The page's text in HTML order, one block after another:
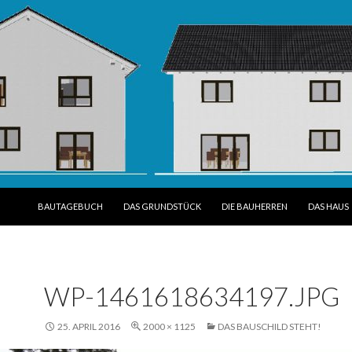
BAUTAGEBUCH
DAS GRUNDSTÜCK DIE BAUHERREN DAS HAUS
WP-1461618634197.JPG
25. APRIL 2016 2000 × 1125 DAS BAUSCHILD STEHT!